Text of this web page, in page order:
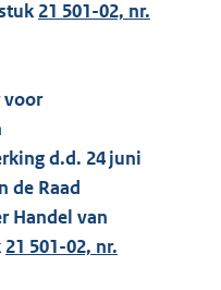
21 501-02, nr.
voor
d.d. 24 juni
de Raad
Handel van
21 501-02, nr.